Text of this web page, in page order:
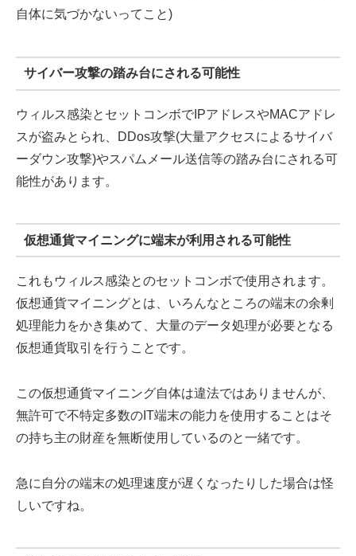
自体に気づかないってこと)
サイバー攻撃の踏み台にされる可能性
ウィルス感染とセットコンボでIPアドレスやMACアドレ
スが盗みとられ、DDos攻撃(大量アクセスによるサイバ
ーダウン攻撃)やスパムメール送信等の踏み台にされる可
能性があります。
仮想通貨マイニングに端末が利用される可能性
これもウィルス感染とのセットコンボで使用されます。
仮想通貨マイニングとは、いろんなところの端末の余剰
処理能力をかき集めて、大量のデータ処理が必要となる
仮想通貨取引を行うことです。
この仮想通貨マイニング自体は違法ではありませんが、
無許可で不特定多数のIT端末の能力を使用することはそ
の持ち主の財産を無断使用しているのと一緒です。
急に自分の端末の処理速度が遅くなったりした場合は怪
しいですね。